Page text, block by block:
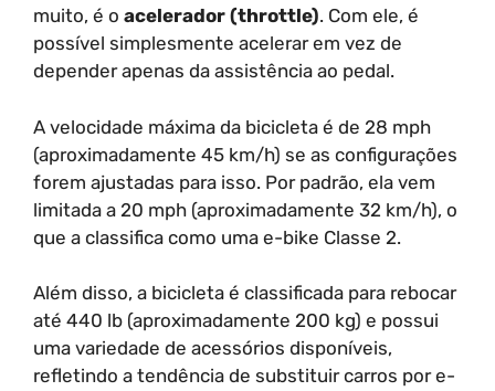
muito, é o acelerador (throttle). Com ele, é
possível simplesmente acelerar em vez de
depender apenas da assistência ao pedal.
A velocidade máxima da bicicleta é de 28 mph
(aproximadamente 45 km/h) se as configurações
forem ajustadas para isso. Por padrão, ela vem
limitada a 20 mph (aproximadamente 32 km/h), o
que a classifica como uma e-bike Classe 2.
Além disso, a bicicleta é classificada para rebocar
até 440 lb (aproximadamente 200 kg) e possui
uma variedade de acessórios disponíveis,
refletindo a tendência de substituir carros por e-